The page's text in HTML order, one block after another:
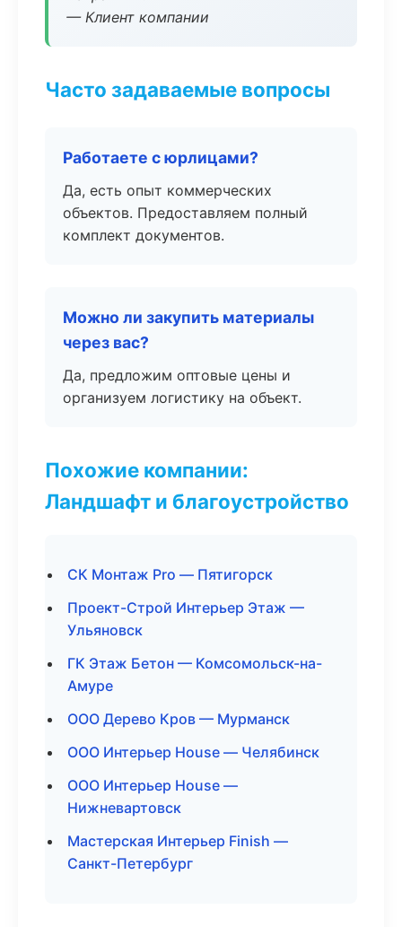
— Клиент компании
Часто задаваемые вопросы
Работаете с юрлицами?
Да, есть опыт коммерческих
объектов. Предоставляем полный
комплект документов.
Можно ли закупить материалы
через вас?
Да, предложим оптовые цены и
организуем логистику на объект.
Похожие компании:
Ландшафт и благоустройство
СК Монтаж Pro — Пятигорск
Проект-Строй Интерьер Этаж —
Ульяновск
ГК Этаж Бетон — Комсомольск-на-
Амуре
ООО Дерево Кров — Мурманск
ООО Интерьер House — Челябинск
ООО Интерьер House —
Нижневартовск
Мастерская Интерьер Finish —
Санкт-Петербург